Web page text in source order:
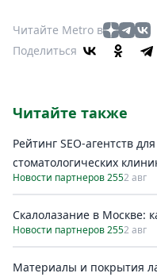
Читайте Metro в
Поделиться
Читайте также
Рейтинг SEO-агентств
стоматологических
Новости партнеров 2552 авг
Скалолазание в Москве:
Новости партнеров 2552 авг
Материалы и покрытия